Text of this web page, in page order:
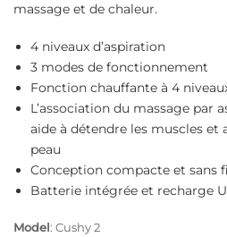
massage et de chaleur.
4 niveaux d’aspiration
3 modes de fonctionnement
Fonction chauffante à 4
L’association du massage par
aide à détendre les muscles et
peau
Conception compacte et sans
Batterie intégrée et recharge
Model: Cushy 2